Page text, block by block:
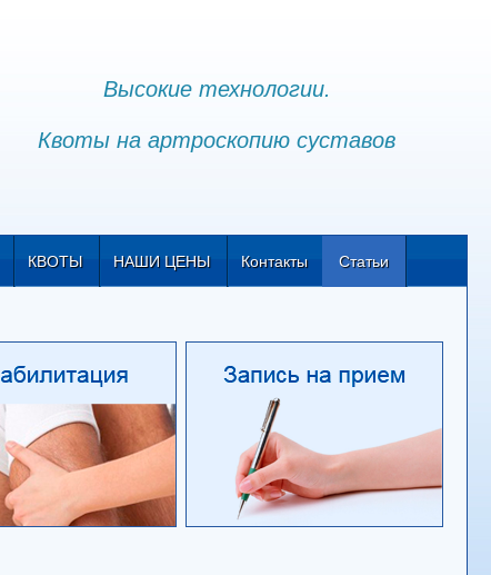
Высокие технологии.
Квоты на артроскопию суставов
КВОТЫ НАШИ ЦЕНЫ Контакты Статьи